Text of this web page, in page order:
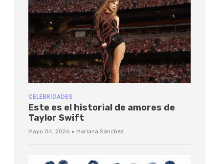
CELEBRIDADES
Este es el historial de amores de
Taylor Swift
Mayo 04, 2026 · Mariana Sánchez